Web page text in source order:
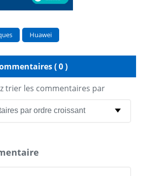
Huawei
( 0 )
trier les commentaires par